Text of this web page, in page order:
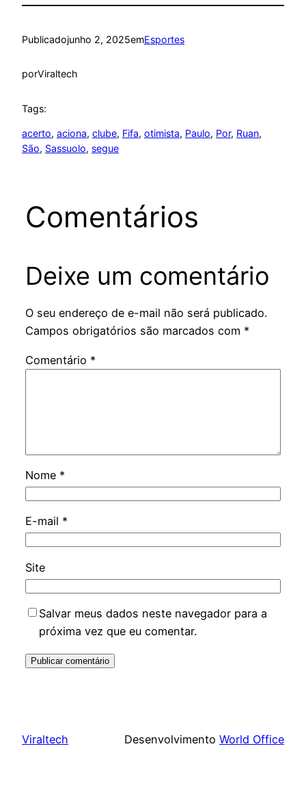
Publicadojunho 2, 2025emEsportes
porViraltech
Tags:
acerto, aciona, clube, Fifa, otimista, Paulo, Por, Ruan
São, Sassuolo, segue
Comentários
Deixe um comentário
O seu endereço de e-mail não será publicado.
Campos obrigatórios são marcados com *
Comentário *
Nome *
E-mail *
Site
Salvar meus dados neste navegador para a
próxima vez que eu comentar.
Viraltech Desenvolvimento World Office